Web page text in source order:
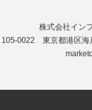
株式会社イン
105-0022 東京都港区